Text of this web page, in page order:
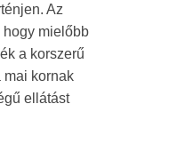
Az
hogy mielőbb
a korszerű
mai kornak
ellátást